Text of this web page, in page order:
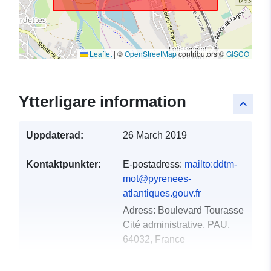
Leaflet | ©OpenStreetMapcontributors ©GISCO
keyboard_arrow_up
Ytterligare information
Uppdaterad: 26 March 2019
Kontaktpunkter: E-postadress: mailto:ddtm-
mot@pyrenees-
atlantiques.gouv.fr
Adress: Boulevard Tourasse
Cité administrative, PAU,
64032, France